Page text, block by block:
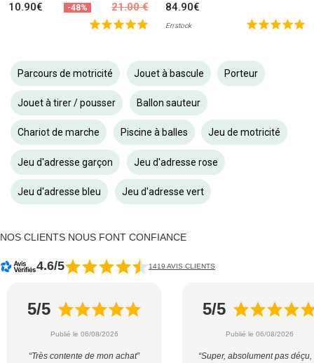
10.90€ -48% 21.00 € 84.90€
En stock
Parcours de motricité Jouet à bascule Porteur
Jouet à tirer / pousser Ballon sauteur
Chariot de marche Piscine à balles Jeu de motricité
Jeu d'adresse garçon Jeu d'adresse rose
Jeu d'adresse bleu Jeu d'adresse vert
NOS CLIENTS NOUS FONT CONFIANCE
4.6/5 1419 AVIS CLIENTS
5/5
Publié le 06/08/2026
“Très contente de mon achat”
5/5
Publié le 06/08/2026
“Super, absolument pas déçu,